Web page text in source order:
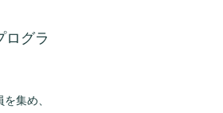
ログラ
集め、